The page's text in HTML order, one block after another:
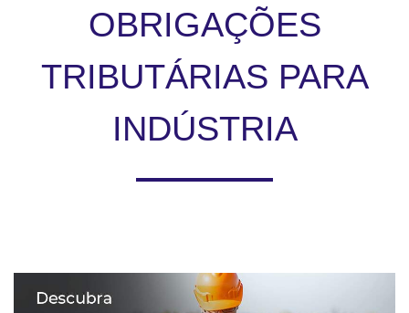
OBRIGAÇÕES
TRIBUTÁRIAS PARA
INDÚSTRIA